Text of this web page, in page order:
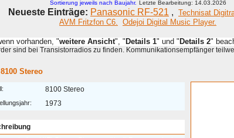
Sortierung jeweils nach Baujahr. Letzte Bearbeitung: 14.03.2026
Neueste Einträge: Panasonic RF-521 , Technisat
AVM Fritzfon C6. Odejoi Digital Music Player.
vorhanden, "weitere Ansicht", " Details 1" und " Details 2"
sind bei Transistorradios zu finden. Kommunikationsempfänger
Stereo
8100 Stereo
1973